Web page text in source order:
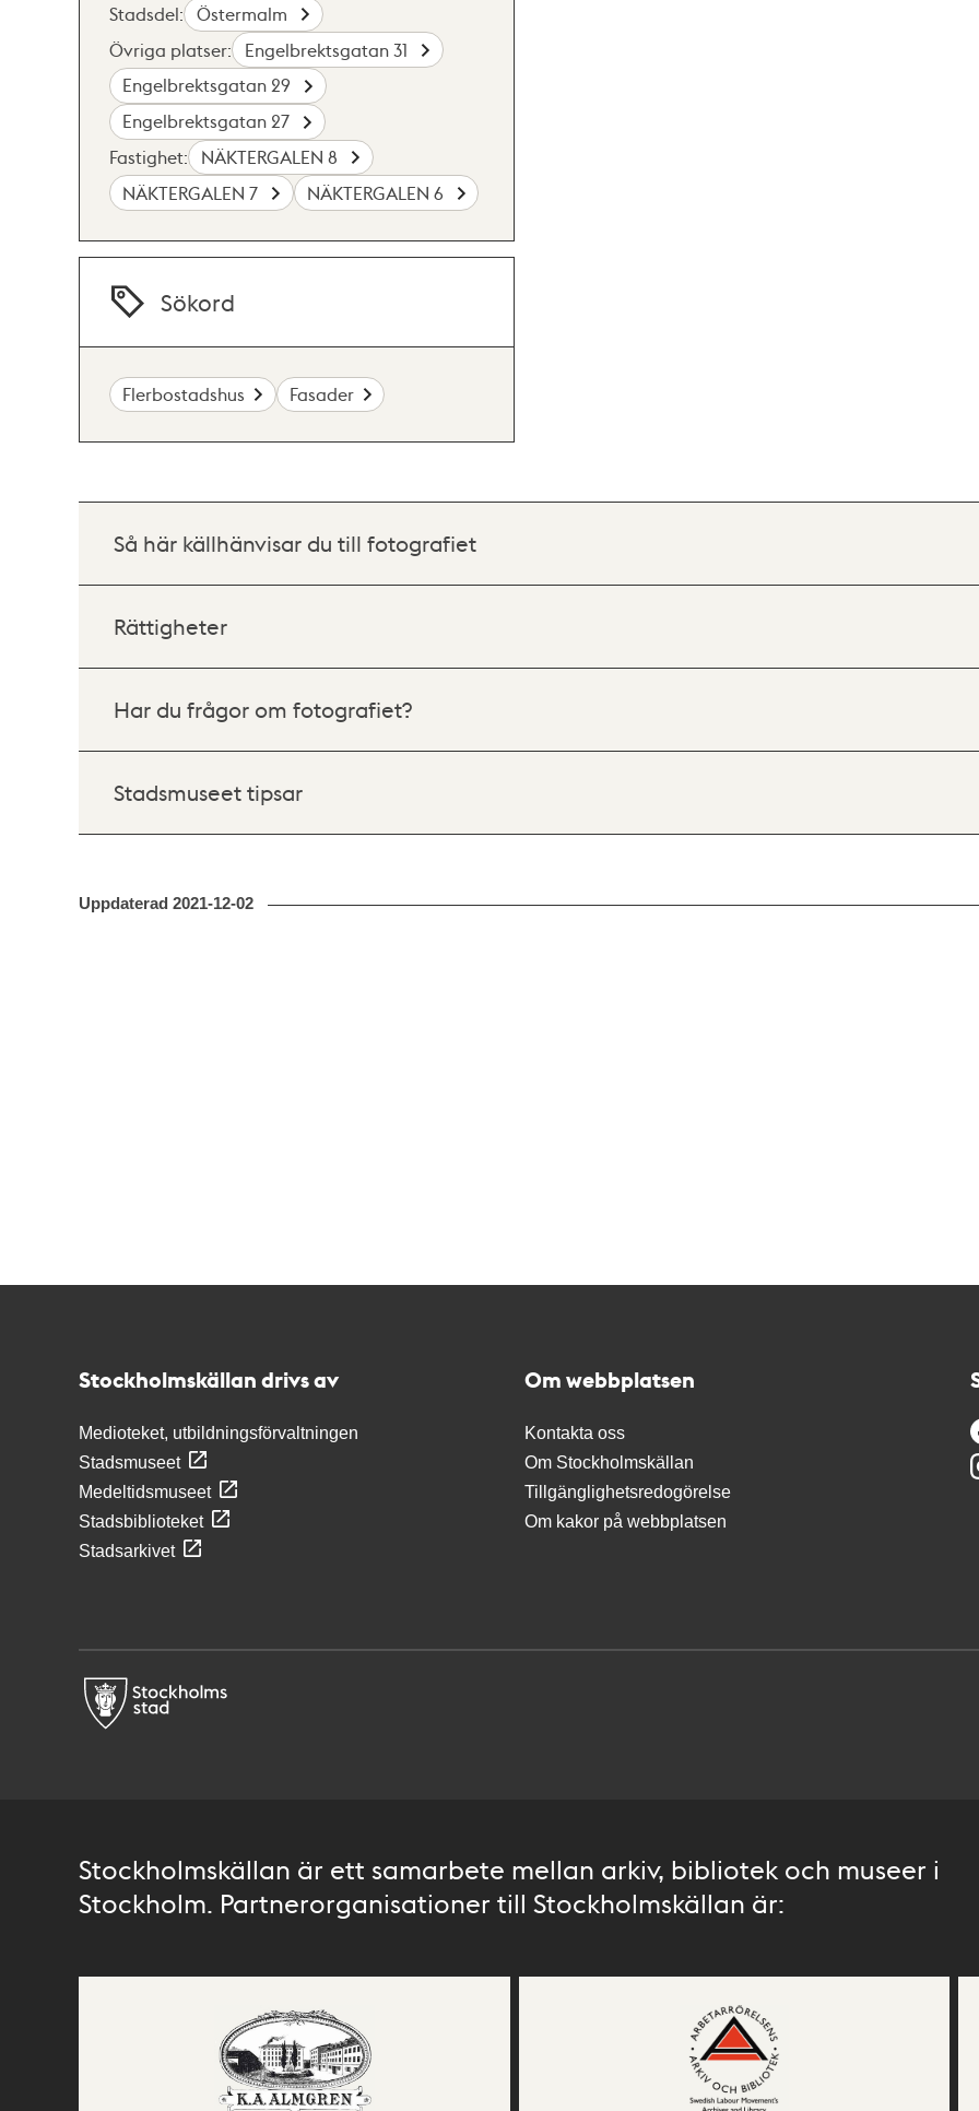
Stadsdel:
Östermalm
Övriga platser:
Engelbrektsgatan 31
Engelbrektsgatan 29
Engelbrektsgatan 27
Fastighet:
NÄKTERGALEN 8
NÄKTERGALEN 7
NÄKTERGALEN 6
Sökord
Flerbostadshus Fasader
Så här källhänvisar du till fotografiet
Rättigheter
Har du frågor om fotografiet?
Stadsmuseet tipsar
Uppdaterad 2021-12-02
Stockholmskällan drivs av
Medioteket, utbildningsförvaltningen
Stadsmuseet
Medeltidsmuseet
Stadsbiblioteket
Stadsarkivet
Om webbplatsen
Kontakta oss
Om Stockholmskällan
Tillgänglighetsredogörelse
Om kakor på webbplatsen
Stockholmskällan är ett samarbete mellan arkiv, bibliotek och museer i
Stockholm. Partnerorganisationer till Stockholmskällan är: